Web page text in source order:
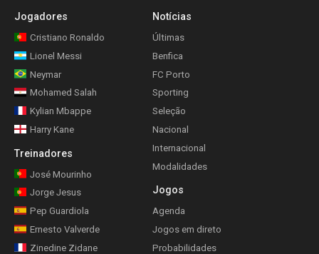
Jogadores
Cristiano Ronaldo
Lionel Messi
Neymar
Mohamed Salah
Kylian Mbappe
Harry Kane
Treinadores
José Mourinho
Jorge Jesus
Pep Guardiola
Ernesto Valverde
Zinedine Zidane
Notícias
Últimas
Benfica
FC Porto
Sporting
Seleção
Nacional
Internacional
Modalidades
Jogos
Agenda
Jogos em direto
Probabilidades